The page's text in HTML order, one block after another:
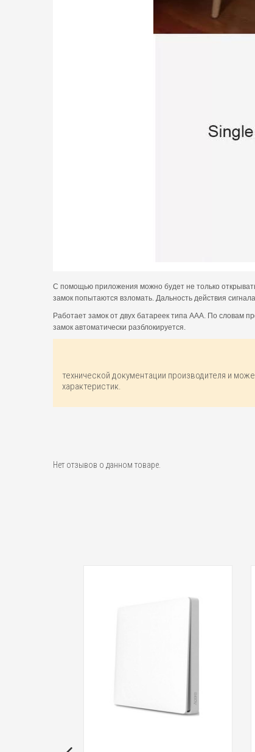
С помощью приложения можно будет не только
замок попытаются взломать. Дальность действия
Работает замок от двух батареек типа ААА. По словам
замок автоматически разблокируется.
технической документации производителя и
характеристик.
Нет отзывов о данном товаре.